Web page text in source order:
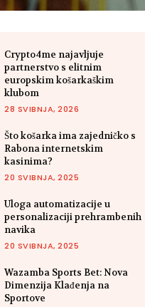
Crypto4me najavljuje
partnerstvo s elitnim
europskim košarkaškim
klubom
28 SVIBNJA, 2026
Što košarka ima zajedničko s
Rabona internetskim
kasinima?
20 SVIBNJA, 2025
Uloga automatizacije u
personalizaciji prehrambenih
navika
20 SVIBNJA, 2025
Wazamba Sports Bet: Nova
Dimenzija Klađenja na
Sportove